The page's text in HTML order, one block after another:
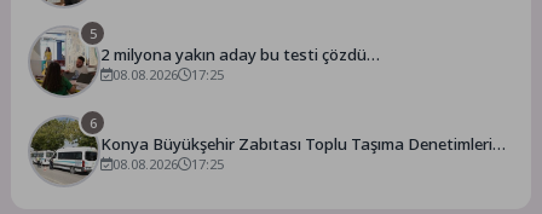
5
2 milyona yakın aday bu testi çözdü…
08.08.2026 17:25
6
Konya Büyükşehir Zabıtası Toplu Taşıma Denetimlerini
Sürdürüyor
08.08.2026 17:25